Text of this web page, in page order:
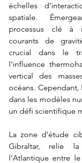
échelles
spatiale.
processus clé à
courants de
crucial dans le
l'influence
vertical des
océans.
dans les modèles
un défi scientifique
La zone d’étude
Gibraltar, relie
l'Atlantique entre le